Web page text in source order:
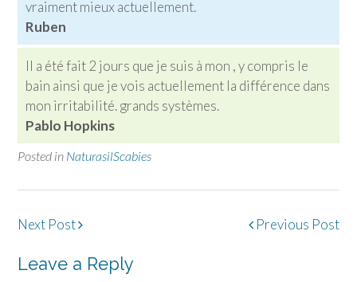
vraiment mieux actuellement.
Ruben
Il a été fait 2 jours que je suis à mon , y compris le
bain ainsi que je vois actuellement la différence dans
mon irritabilité. grands systèmes.
Pablo Hopkins
Posted in NaturasilScabies
Post
Previous Post
Next Post
Leave a Reply